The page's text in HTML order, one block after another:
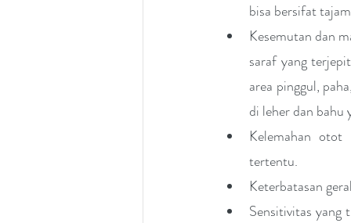
bisa bersifat
Kesemutan dan
saraf yang
area pinggul,
di leher dan bahu
Kelemahan otot
tertentu.
Keterbatasan
Sensitivitas yang